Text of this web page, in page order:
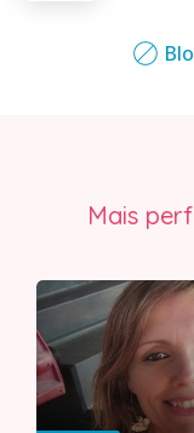
Mais